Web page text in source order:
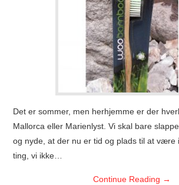
Det er sommer, men herhjemme er der
Mallorca eller Marienlyst. Vi skal bare
og nyde, at der nu er tid og plads til at være
ting, vi ikke…
Continue Reading →